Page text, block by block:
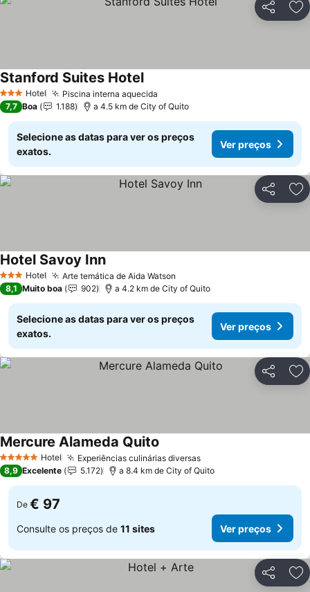
Partilhar
3 EstrelasHotel Piscina interna aquecida
Stanford Suites HotelVer preços
7,7 Boa 1.188 a 4.5 km de City of Quito
Selecione as datas para ver os preços
exatos.
Ver preços
Partilhar
3 EstrelasHotel Arte temática de Aida Watson
Hotel Savoy InnVer preços
8,1 Muito boa 902 a 4.2 km de City of Quito
Selecione as datas para ver os preços
exatos.
Ver preços
Partilhar
5 Estrelas Hotel Experiências culinárias diversasVer preços
Mercure Alameda Quito
8,9 Excelente 5.172 a 8.4 km de City of Quito
De € 97
Consulte os preços de 11 sites Ver preços
Partilhar